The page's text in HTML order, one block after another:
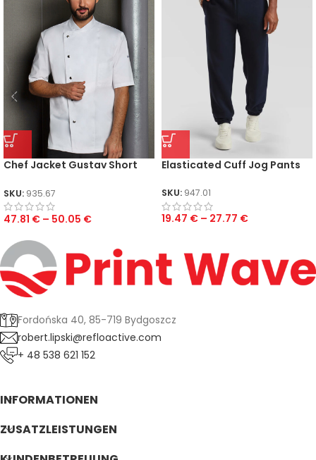
Chef Jacket Gustav Short
SKU: 935.67
47.81 € – 50.05 €
Elasticated Cuff Jog Pants
SKU: 947.01
19.47 € – 27.77 €
Fordońska 40, 85-719 Bydgoszcz
robert.lipski@refloactive.com
+ 48 538 621 152
INFORMATIONEN
ZUSATZLEISTUNGEN